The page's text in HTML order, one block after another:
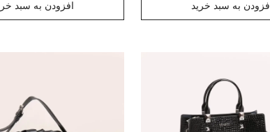
افزودن به سبد خرید افزودن به سبد